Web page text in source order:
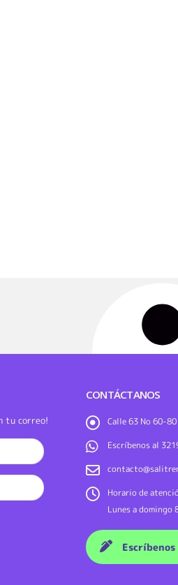
tu correo!
CONTÁCTANOS
Calle 63 No 60-
Escríbenos al
Horario de
Lunes a domingo